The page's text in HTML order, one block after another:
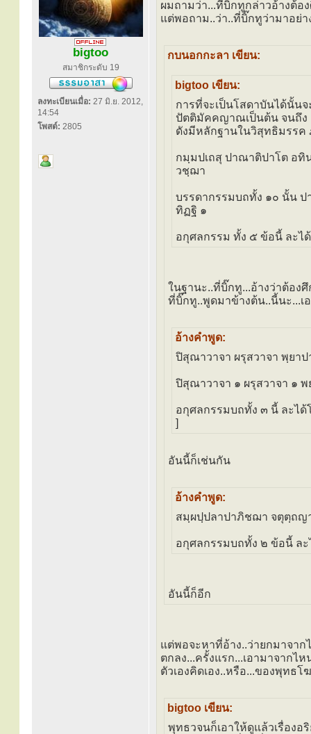
bigtoo
สมาชิกระดับ 19
ลงทะเบียนเมื่อ: 27 มิ.ย. 2012,
14:54
โพสต์: 2805
ผมถามว่า...ที่บิ๊กทูกล่าวอ้างต้อ
แต่พอถาม..ว่า..ที่บิ๊กทูว่ามาอย่า
กบนอกกะลา เขียน:
bigtoo เขียน:
การที่จะเป็นโสดาบันได้นั้น
ปัตติมัคคญาณเป็นต้น จนถึง
ดังมีหลักฐานในวิสุทธิมรรค
กมฺมปเถสุ ปาณาติปาโต อทิ
วชฺฌา
บรรดากรรมบถทั้ง ๑๐ นั้น
ทิฏฐิ ๑
อกุศลกรรม ทั้ง ๕ ข้อนี้ ละไ
ในฐานะ..ที่บิ๊กทู...อ้างว่าต้อง
ที่บิ๊กทู..พูดมาข้างต้น..นี้นะ...เ
อ้างคำพูด:
ปิสุณาวาจา ผรุสวาจา พฺย
ปิสุณาวาจา ๑ ผรุสวาจา ๑ พ
อกุศลกรรมบถทั้ง ๓ นี้ ละไ
]
อันนี้ก็เช่นกัน
อ้างคำพูด:
สมฺผปฺปลาปาภิชฌา จตุตฺถ
อกุศลกรรมบถทั้ง ๒ ข้อนี้ ล
อันนี้ก็อีก
แต่พอจะหาที่อ้าง..ว่ายกมาจาก
ตกลง...ครั้งแรก...เอามาจากไห
ตัวเองคิดเอง..หรือ...ของพุทธโ
bigtoo เขียน:
พุทธวจนก็เอาให้ดูแล้วเรื่องอ